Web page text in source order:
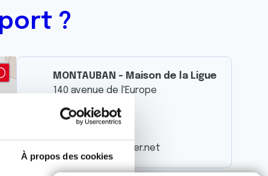
À propos des cookies
?
MONTAUBAN - Maison de la Ligue
140 avenue de l'Europe
Zone ALBASUD
82000 MONTAUBAN
cd82@ligue-cancer.net